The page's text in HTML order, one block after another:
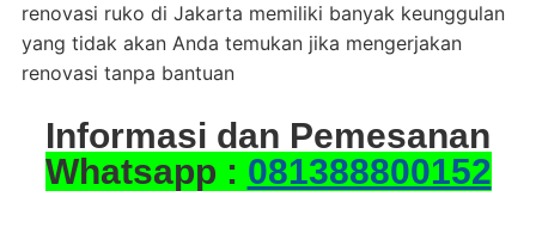
renovasi ruko di Jakarta memiliki banyak keunggulan
yang tidak akan Anda temukan jika mengerjakan
renovasi tanpa bantuan
Informasi dan Pemesanan
Whatsapp : 081388800152